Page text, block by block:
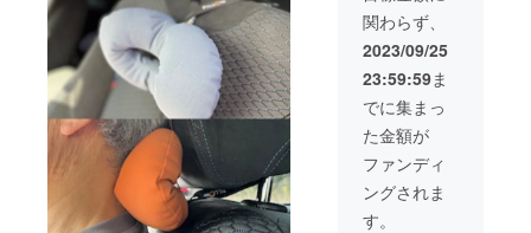
ます
更にな
る可能
性もご
す。ご
了承く
ださ
い。 ※
ご注文
状況、
使用部
皆様の
ご支援
により
量産効
率が向
上した
場合、
正規販
売価格
が販売
予定価
スト(グ
リーン)
・ オー
シャン
(ブルー)
を各1個
ずつ
セット
にして
お届け
しま
関わらず、
2023/09/25
23:59:59ま
でに集まっ
た金額が
ファンディ
ングされま
す。